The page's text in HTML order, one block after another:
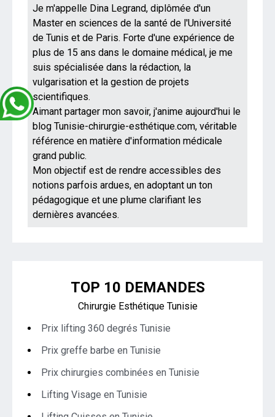
Je m'appelle Dina Legrand, diplômée d'un
Master en sciences de la santé de l'Université
de Tunis et de Paris. Forte d'une expérience de
plus de 15 ans dans le domaine médical, je me
suis spécialisée dans la rédaction, la
vulgarisation et la gestion de projets
scientifiques.
Aimant partager mon savoir, j'anime aujourd'hui le
blog Tunisie-chirurgie-esthétique.com, véritable
référence en matière d'information médicale
grand public.
Mon objectif est de rendre accessibles des
notions parfois ardues, en adoptant un ton
pédagogique et une plume clarifiant les
dernières avancées.
TOP 10 DEMANDES
Chirurgie Esthétique Tunisie
Prix lifting 360 degrés Tunisie
Prix greffe barbe en Tunisie
Prix chirurgies combinées en Tunisie
Lifting Visage en Tunisie